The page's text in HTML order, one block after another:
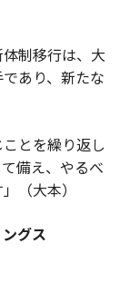
制移行は、大
あり、新たな
とを繰り返し
備え、やるべ
（大本）
グス